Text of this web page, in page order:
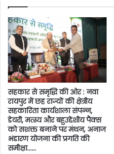
सहकार से समृद्धि की ओर : नवा
रायपुर में छह राज्यों की क्षेत्रीय
सहकारिता कार्यशाला संपन्न,
डेयरी, मत्स्य और बहुउद्देशीय पैक्स
को सशक्त बनाने पर मंथन, अनाज
भंडारण योजना की प्रगति की
समीक्षा……